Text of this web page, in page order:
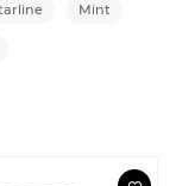
Mint